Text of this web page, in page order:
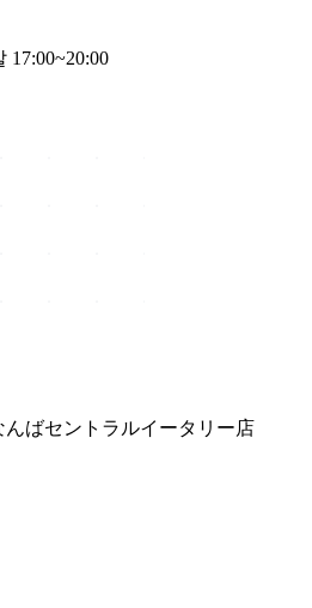
17:00~20:00
ばセントラルイータリー店